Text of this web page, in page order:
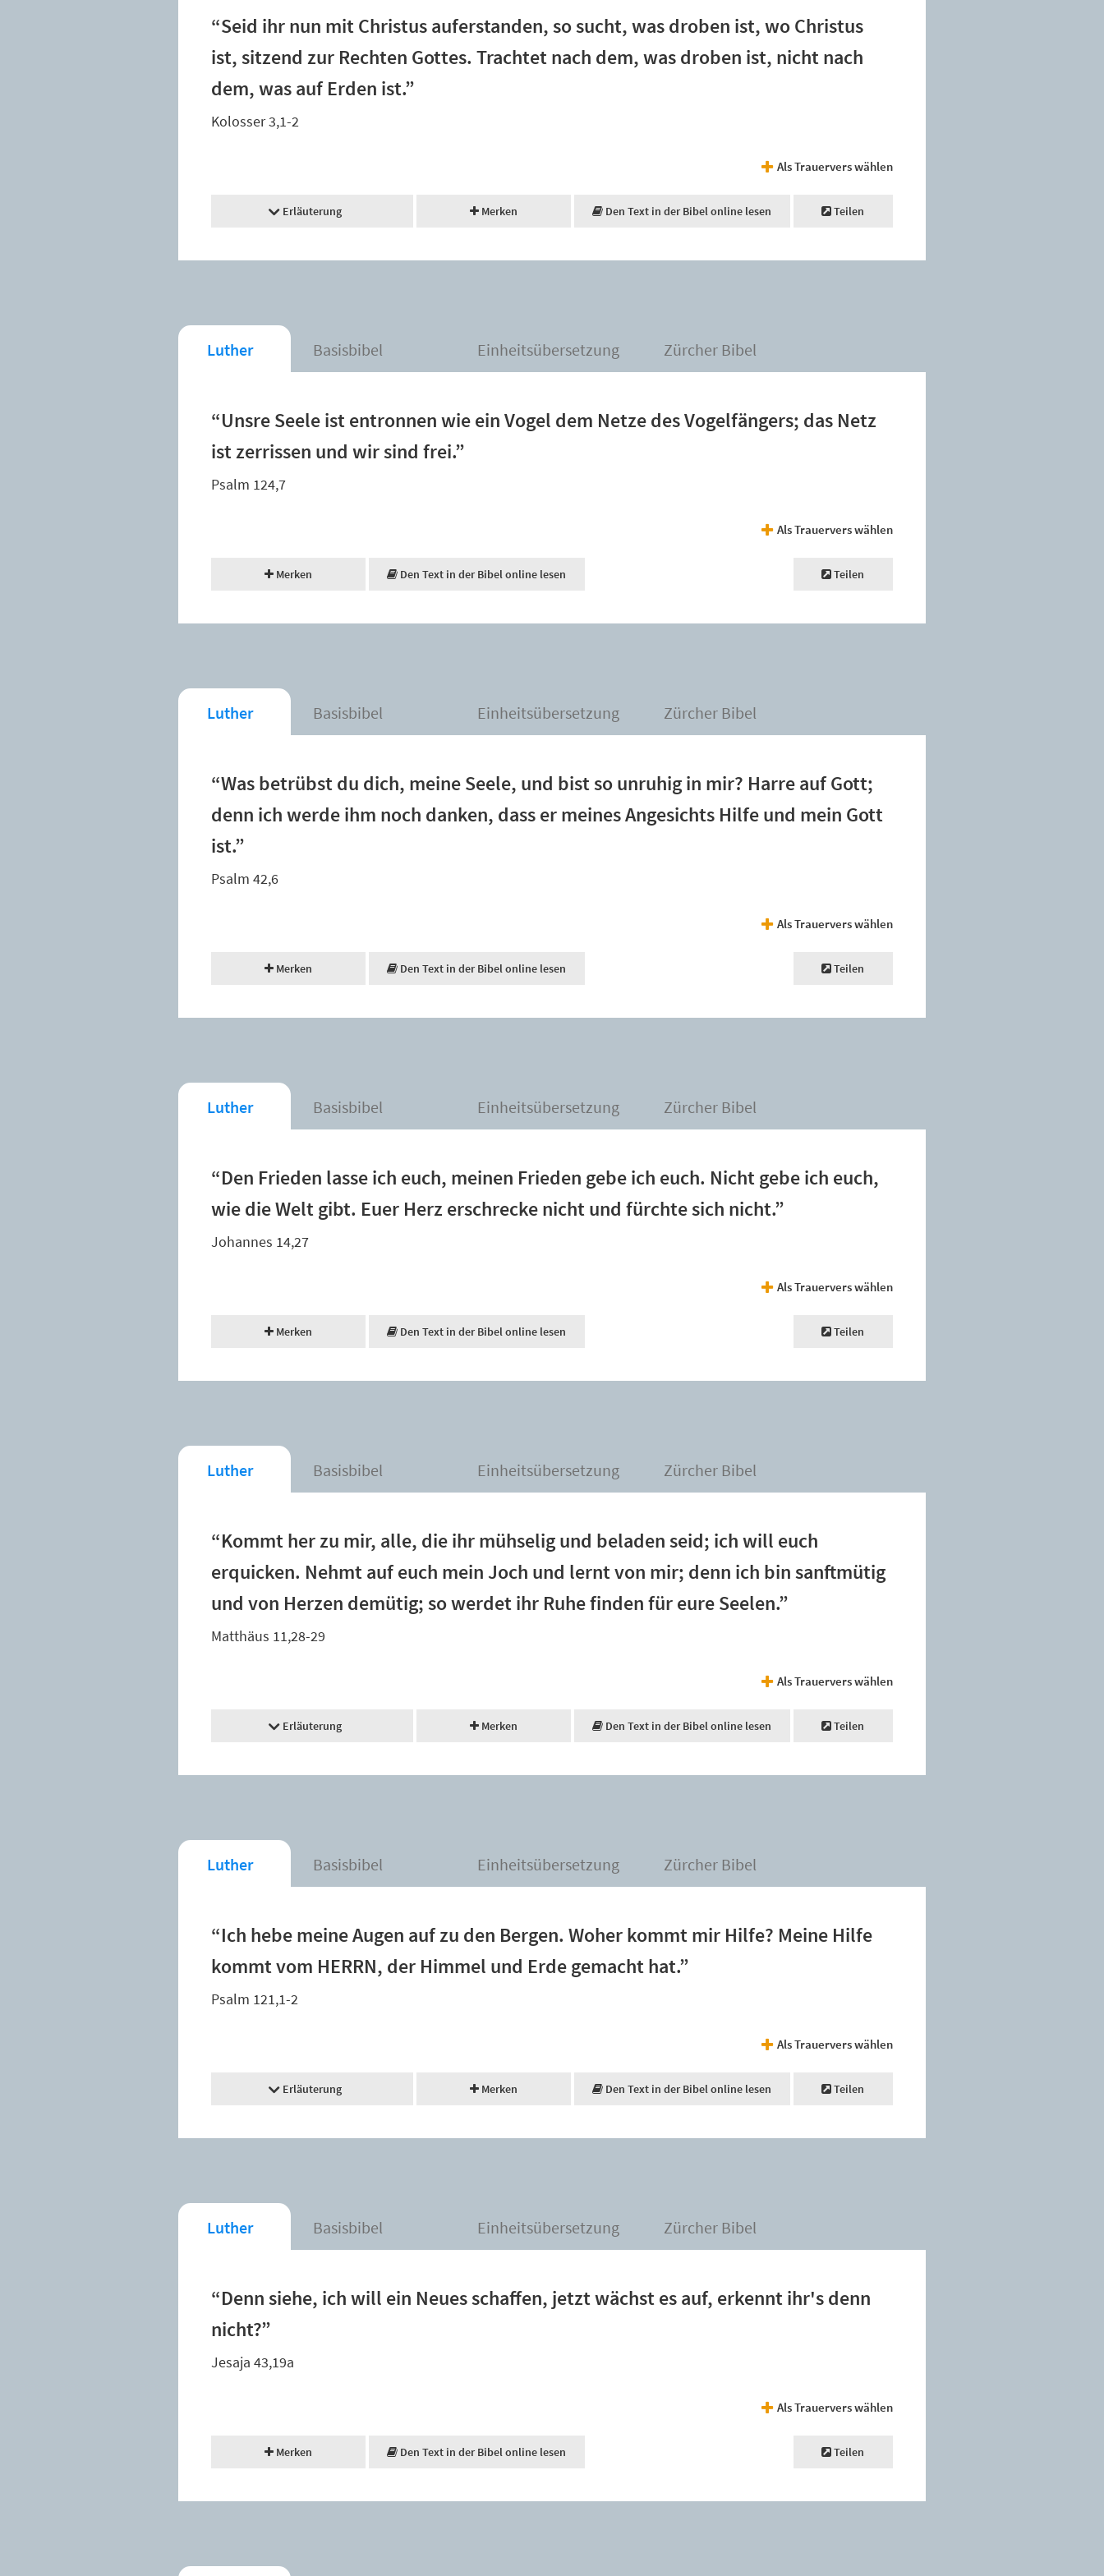
“Seid ihr nun mit Christus auferstanden, so sucht, was droben ist, wo Christus
ist, sitzend zur Rechten Gottes. Trachtet nach dem, was droben ist, nicht nach
dem, was auf Erden ist.”
Kolosser 3,1-2
Als Trauervers wählen
Erläuterung Merken Den Text in der Bibel online lesen Teilen
Luther Basisbibel Einheitsübersetzung Zürcher Bibel
“Unsre Seele ist entronnen wie ein Vogel dem Netze des Vogelfängers; das Netz
ist zerrissen und wir sind frei.”
Psalm 124,7
Als Trauervers wählen
Merken Den Text in der Bibel online lesen Teilen
Luther Basisbibel Einheitsübersetzung Zürcher Bibel
“Was betrübst du dich, meine Seele, und bist so unruhig in mir? Harre auf Gott;
denn ich werde ihm noch danken, dass er meines Angesichts Hilfe und mein Gott
ist.”
Psalm 42,6
Als Trauervers wählen
Merken Den Text in der Bibel online lesen Teilen
Luther Basisbibel Einheitsübersetzung Zürcher Bibel
“Den Frieden lasse ich euch, meinen Frieden gebe ich euch. Nicht gebe ich euch,
wie die Welt gibt. Euer Herz erschrecke nicht und fürchte sich nicht.”
Johannes 14,27
Als Trauervers wählen
Merken Den Text in der Bibel online lesen Teilen
Luther Basisbibel Einheitsübersetzung Zürcher Bibel
“Kommt her zu mir, alle, die ihr mühselig und beladen seid; ich will euch
erquicken. Nehmt auf euch mein Joch und lernt von mir; denn ich bin sanftmütig
und von Herzen demütig; so werdet ihr Ruhe finden für eure Seelen.”
Matthäus 11,28-29
Als Trauervers wählen
Erläuterung Merken Den Text in der Bibel online lesen Teilen
Luther Basisbibel Einheitsübersetzung Zürcher Bibel
“Ich hebe meine Augen auf zu den Bergen. Woher kommt mir Hilfe? Meine Hilfe
kommt vom HERRN, der Himmel und Erde gemacht hat.”
Psalm 121,1-2
Als Trauervers wählen
Erläuterung Merken Den Text in der Bibel online lesen Teilen
Luther Basisbibel Einheitsübersetzung Zürcher Bibel
“Denn siehe, ich will ein Neues schaffen, jetzt wächst es auf, erkennt ihr's denn
nicht?”
Jesaja 43,19a
Als Trauervers wählen
Merken Den Text in der Bibel online lesen Teilen